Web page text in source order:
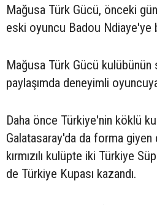
Mağusa Türk Gücü, önceki
eski oyuncu Badou Ndiaye'ye
Mağusa Türk Gücü kulübünün
paylaşımda deneyimli
Daha önce Türkiye'nin köklü
Galatasaray'da da forma giyen
kırmızılı kulüpte iki Türkiye
de Türkiye Kupası kazandı.